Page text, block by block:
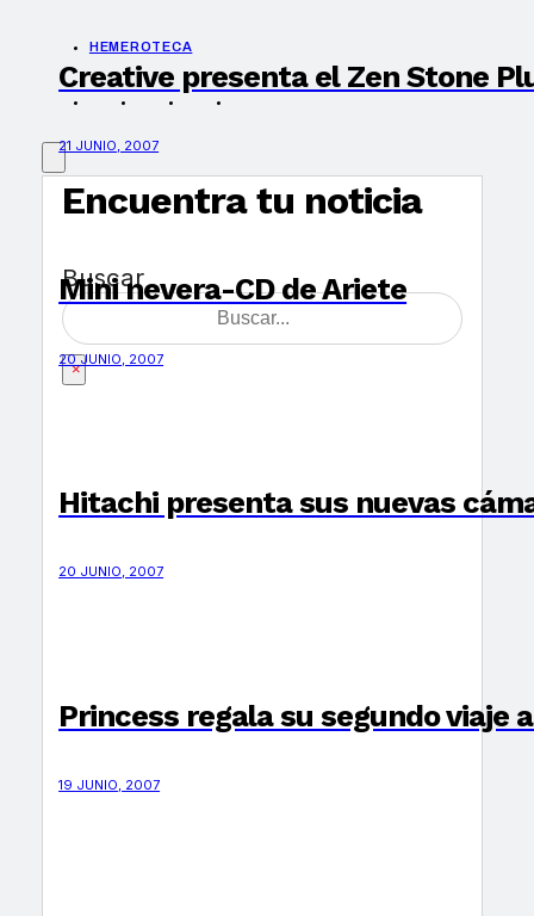
HEMEROTECA
Encuentra tu noticia
Buscar
×
Creative presenta el Zen Stone
21 JUNIO, 2007
Mini nevera-CD de Ariete
20 JUNIO, 2007
Hitachi presenta sus nuevas
20 JUNIO, 2007
Princess regala su segundo viaje
19 JUNIO, 2007